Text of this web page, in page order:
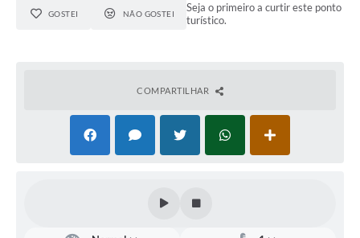
Legislação
GOSTEI NÃO GOSTEI
Seja o primeiro a curtir este ponto
turístico.
COMPARTILHAR